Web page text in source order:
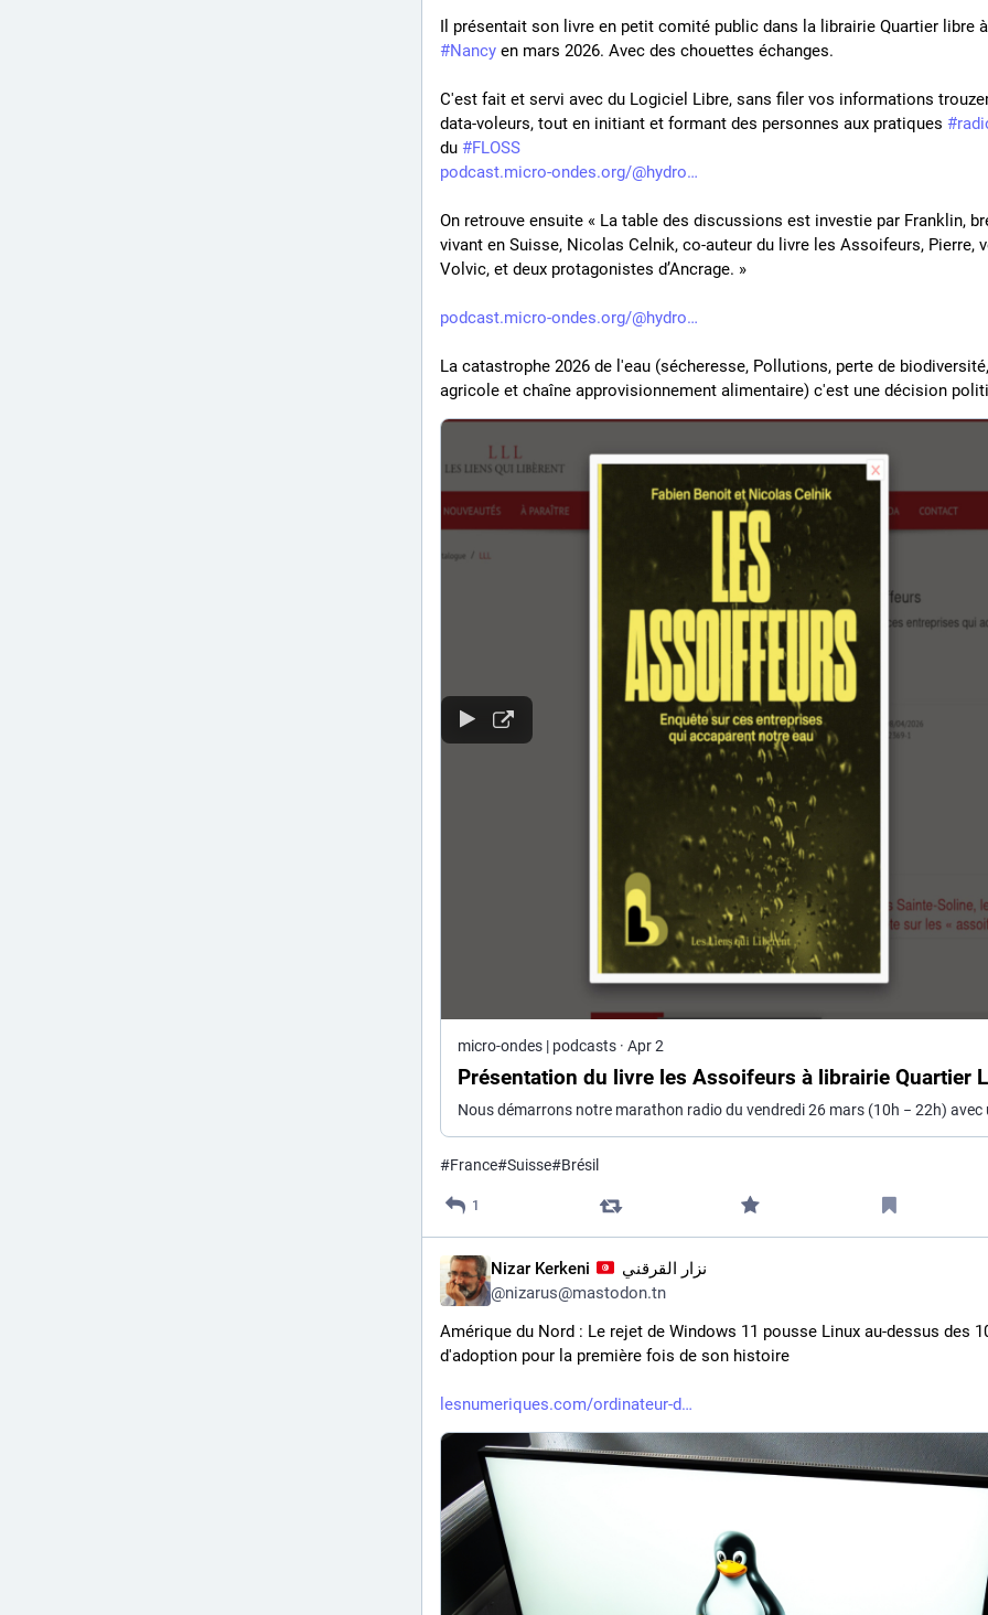
#Nancy en mars 2026. Avec des chouettes échanges.
C'est fait et servi avec du Logiciel Libre, sans filer vos informations
data-voleurs, tout en initiant et formant des personnes aux pratiques #
du #FLOSS
podcast.micro-ondes.org/@hydro
On retrouve ensuite « La table des discussions est investie par Franklin,
vivant en Suisse, Nicolas Celnik, co-auteur du livre les Assoifeurs, Pierre,
Volvic, et deux protagonistes d’Ancrage. »
podcast.micro-ondes.org/@hydro
La catastrophe 2026 de l'eau (sécheresse, Pollutions, perte de
agricole et chaîne approvisionnement alimentaire) c'est une décision
micro-ondes | podcasts · Apr 2
Présentation du livre les Assoifeurs à librairie Quartier
#France#Suisse#Brésil
1
Nizar Kerkeni
نزار القرقني
@nizarus@mastodon.tn
Amérique du Nord : Le rejet de Windows 11 pousse Linux au-dessus des
d'adoption pour la première fois de son histoire
lesnumeriques.com/ordinateur-d